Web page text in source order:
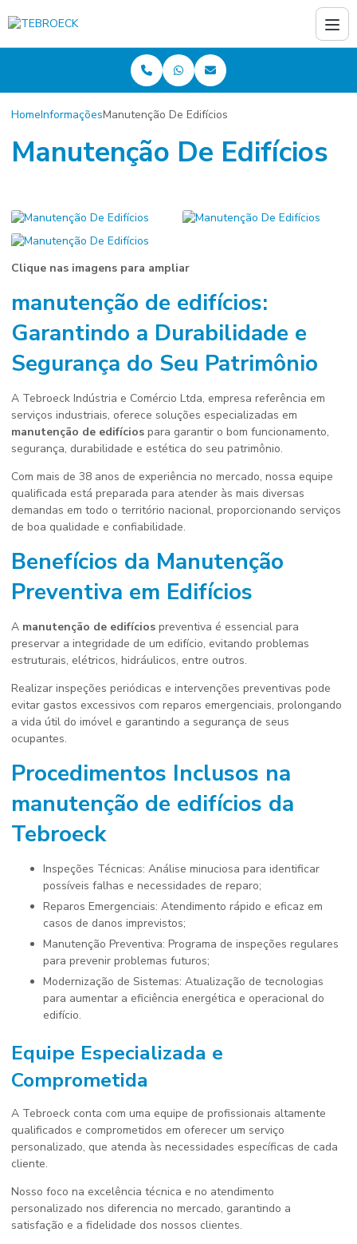
HomeInformaçõesManutenção De Edifícios
Manutenção De Edifícios
Clique nas imagens para ampliar
manutenção de edifícios:
Garantindo a Durabilidade e
Segurança do Seu Patrimônio
A Tebroeck Indústria e Comércio Ltda, empresa referência em
serviços industriais, oferece soluções especializadas em
manutenção de edifícios para garantir o bom funcionamento,
segurança, durabilidade e estética do seu patrimônio.
Com mais de 38 anos de experiência no mercado, nossa equipe
qualificada está preparada para atender às mais diversas
demandas em todo o território nacional, proporcionando serviços
de boa qualidade e confiabilidade.
Benefícios da Manutenção
Preventiva em Edifícios
A manutenção de edifícios preventiva é essencial para
preservar a integridade de um edifício, evitando problemas
estruturais, elétricos, hidráulicos, entre outros.
Realizar inspeções periódicas e intervenções preventivas pode
evitar gastos excessivos com reparos emergenciais, prolongando
a vida útil do imóvel e garantindo a segurança de seus
ocupantes.
Procedimentos Inclusos na
manutenção de edifícios da
Tebroeck
Inspeções Técnicas: Análise minuciosa para identificar
possíveis falhas e necessidades de reparo;
Reparos Emergenciais: Atendimento rápido e eficaz em
casos de danos imprevistos;
Manutenção Preventiva: Programa de inspeções regulares
para prevenir problemas futuros;
Modernização de Sistemas: Atualização de tecnologias
para aumentar a eficiência energética e operacional do
edifício.
Equipe Especializada e
Comprometida
A Tebroeck conta com uma equipe de profissionais altamente
qualificados e comprometidos em oferecer um serviço
personalizado, que atenda às necessidades específicas de cada
cliente.
Nosso foco na excelência técnica e no atendimento
personalizado nos diferencia no mercado, garantindo a
satisfação e a fidelidade dos nossos clientes.